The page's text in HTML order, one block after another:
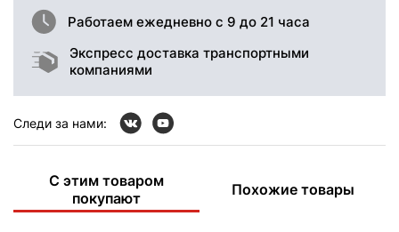
Работаем ежедневно с 9 до 21 часа
Экспресс доставка транспортными
компаниями
Следи за нами:
С этим товаром
покупают
Похожие товары